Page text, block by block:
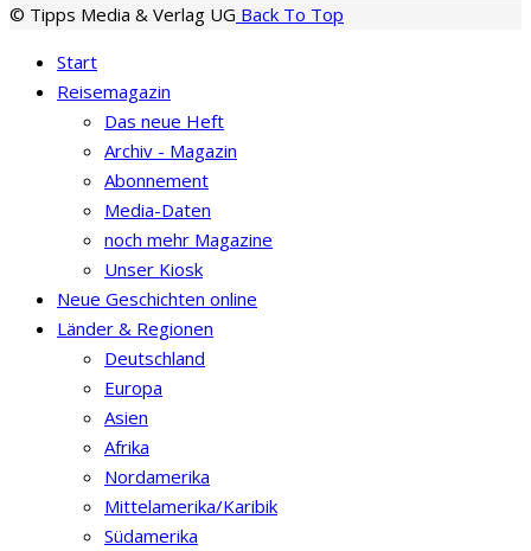
© Tipps Media & Verlag UG Back To Top
Start
Reisemagazin
Das neue Heft
Archiv - Magazin
Abonnement
Media-Daten
noch mehr Magazine
Unser Kiosk
Neue Geschichten online
Länder & Regionen
Deutschland
Europa
Asien
Afrika
Nordamerika
Mittelamerika/Karibik
Südamerika